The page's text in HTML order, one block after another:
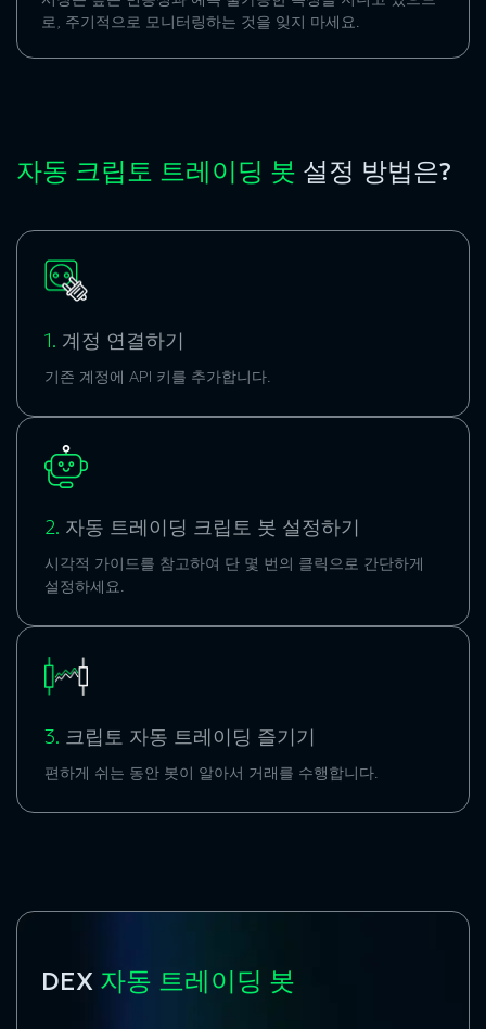
로, 주기적으로 모니터링하는 것을 잊지 마세요.
자동 크립토 트레이딩 봇 설정 방법은?
1. 계정 연결하기
기존 계정에 API 키를 추가합니다.
2. 자동 트레이딩 크립토 봇 설정하기
시각적 가이드를 참고하여 단 몇 번의 클릭으로 간단하게
설정하세요.
3. 크립토 자동 트레이딩 즐기기
편하게 쉬는 동안 봇이 알아서 거래를 수행합니다.
DEX 자동 트레이딩 봇